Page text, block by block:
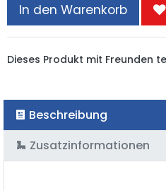
In den Warenkorb
Dieses Produkt mit Freunden
Beschreibung
Zusatzinformationen